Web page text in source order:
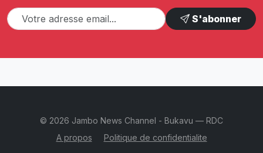
S'abonner
© 2026 Jambo News Channel - Bukavu — RDC
A propos
Politique de confidentialite